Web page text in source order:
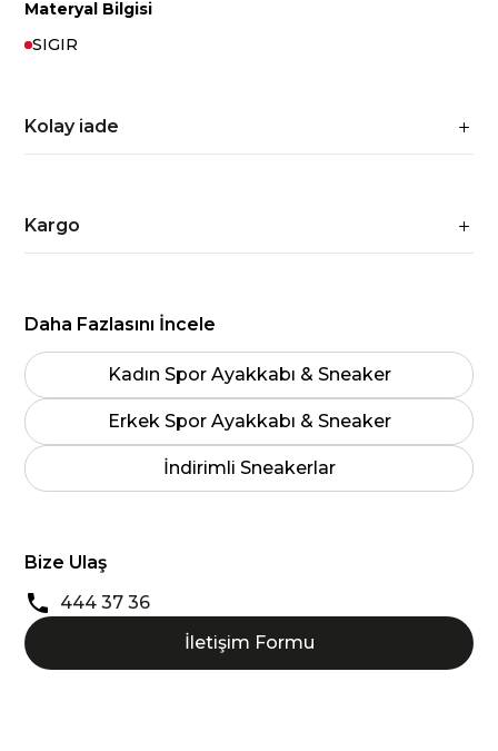
Materyal Bilgisi
SIGIR
Kolay iade
Kargo
Daha Fazlasını İncele
Kadın Spor Ayakkabı & Sneaker
Erkek Spor Ayakkabı & Sneaker
İndirimli Sneakerlar
Bize Ulaş
444 37 36
İletişim Formu